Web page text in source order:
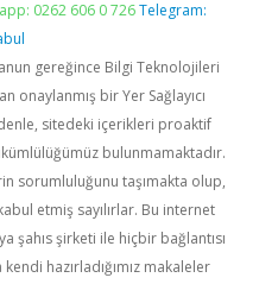
0262 606 0 726 Telegram:
gereğince Bilgi Teknolojileri
onaylanmış bir Yer Sağlayıcı
sitedeki içerikleri proaktif
bulunmamaktadır.
sorumluluğunu taşımakta olup,
etmiş sayılırlar. Bu internet
şahıs şirketi ile hiçbir bağlantısı
hazırladığımız makaleler